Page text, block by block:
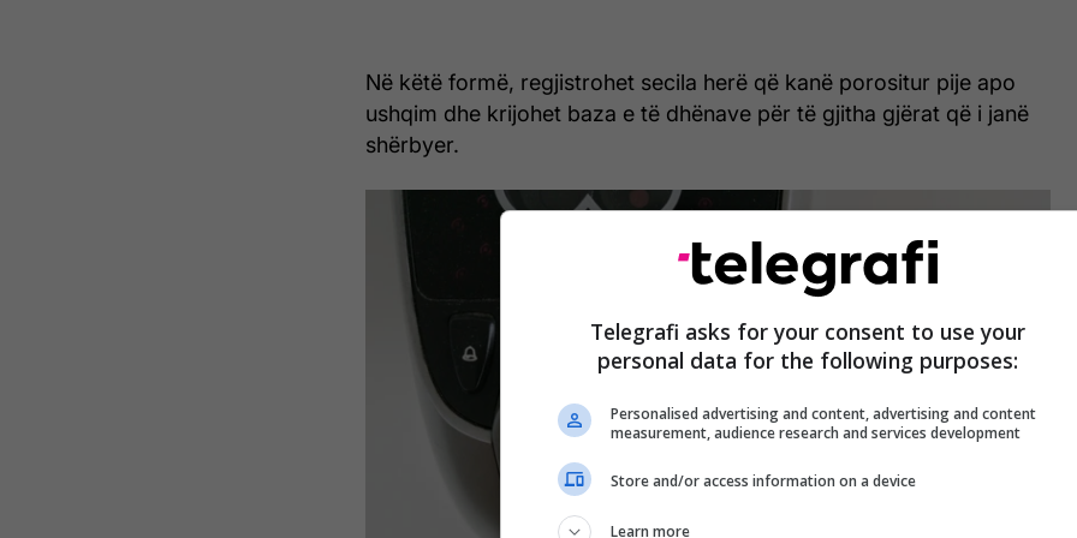
Në këtë formë, regjistrohet secila herë që kanë porositur pije apo
ushqim dhe krijohet baza e të dhënave për të gjitha gjërat që i janë
shërbyer.
Telegrafi asks for your consent to use your
personal data for the following purposes:
Personalised advertising and content, advertising and content
measurement, audience research and services development
Store and/or access information on a device
Learn more